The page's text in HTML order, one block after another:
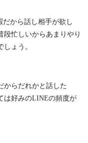
から話し相手が欲し
段忙しいからあまりやり
ょう。
からだれかと話した
は好みのLINEの頻度が